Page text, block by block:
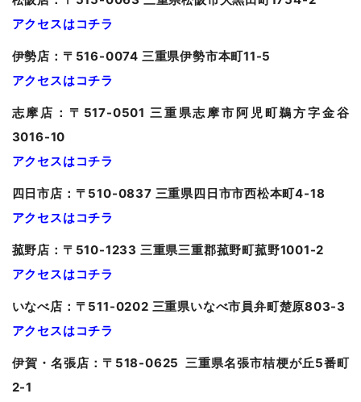
アクセスはコチラ
伊勢店：〒516-0074 三重県伊勢市本町11-5
アクセスはコチラ
志摩店：〒517-0501 三重県志摩市阿児町鵜方字金谷
3016-10
アクセスはコチラ
四日市店：〒510-0837 三重県四日市市西松本町4-18
アクセスはコチラ
菰野店：〒510-1233 三重県三重郡菰野町菰野1001-2
アクセスはコチラ
いなべ店：〒511-0202 三重県いなべ市員弁町楚原803-3
アクセスはコチラ
伊賀・名張店：〒518-0625 三重県名張市桔梗が丘5番町
2-1